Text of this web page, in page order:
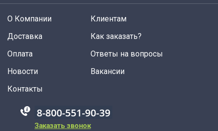
О Компании
Доставка
Оплата
Новости
Клиентам
Как заказать?
Ответы на вопросы
Вакансии
Контакты
88005555550
Заказать звонок